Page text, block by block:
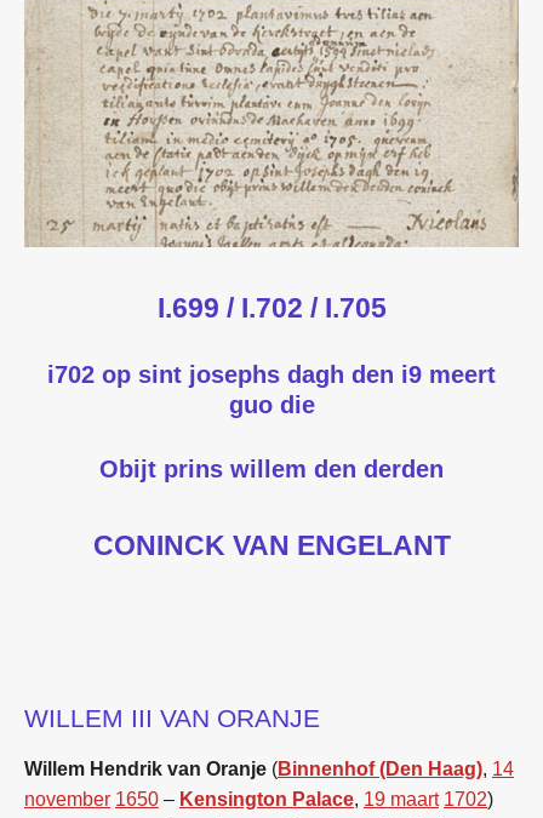
I.699 / I.702 / I.705
i702 op sint josephs dagh den i9 meert
guo die
Obijt prins willem den derden
CONINCK VAN ENGELANT
WILLEM III VAN ORANJE
Willem Hendrik van Oranje (Binnenhof (Den Haag), 14
november 1650 – Kensington Palace, 19 maart 1702)